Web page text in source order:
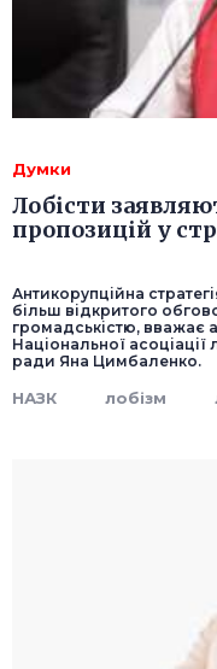
Думки
Лобісти
пропозицій у
Антикорупційна
більш відкритого
громадськістю, вважає
Національної асоціації
ради Яна Цимбаленко.
НАЗК лобізм